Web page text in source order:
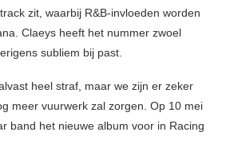
zit, waarbij R&B-invloeden worden
Claeys heeft het nummer zwoel
subliem bij past.
heel straf, maar we zijn er zeker
meer vuurwerk zal zorgen. Op 10 mei
band het nieuwe album voor in Racing